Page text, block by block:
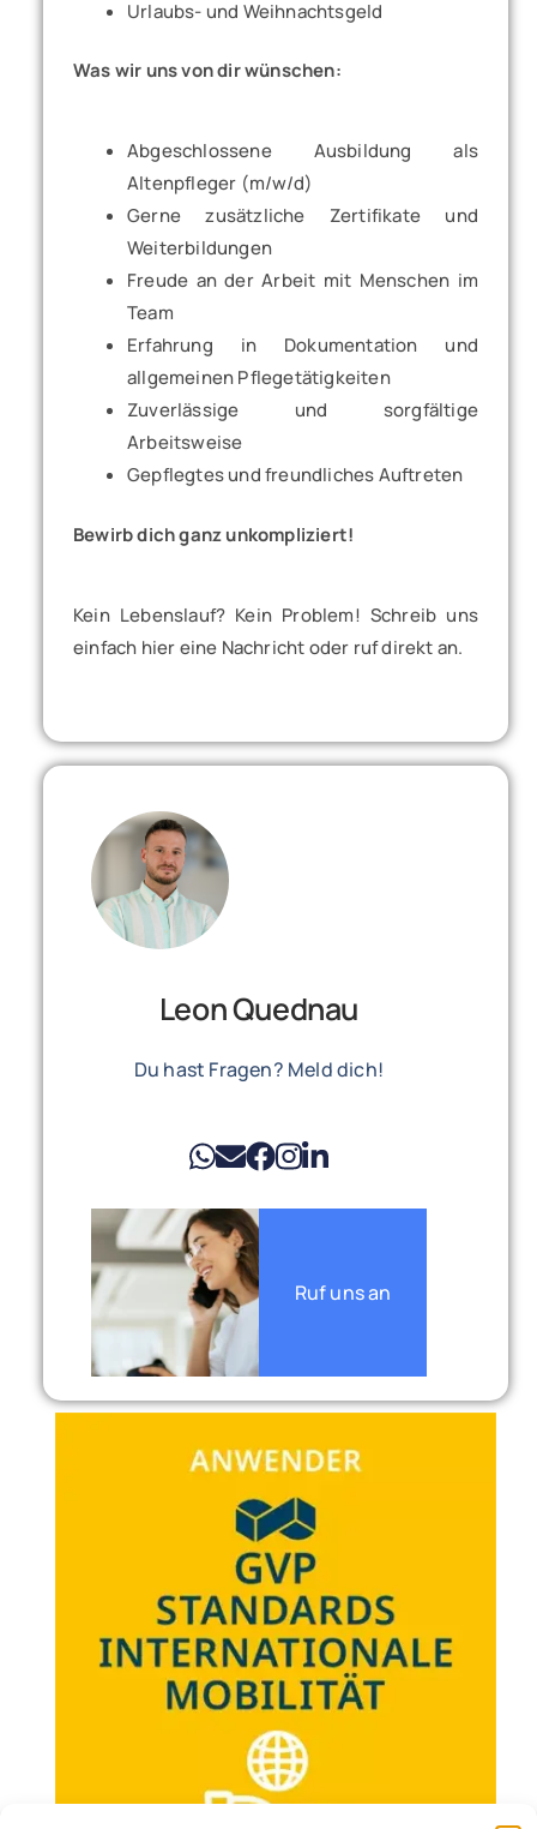
Urlaubs- und Weihnachtsgeld
Was wir uns von dir wünschen:
Abgeschlossene Ausbildung als
Altenpfleger (m/w/d)
Gerne zusätzliche Zertifikate und
Weiterbildungen
Freude an der Arbeit mit Menschen im
Team
Erfahrung in Dokumentation und
allgemeinen Pflegetätigkeiten
Zuverlässige und sorgfältige
Arbeitsweise
Gepflegtes und freundliches Auftreten
Bewirb dich ganz unkompliziert!
Kein Lebenslauf? Kein Problem! Schreib uns
einfach hier eine Nachricht oder ruf direkt an.
Leon Quednau
Du hast Fragen? Meld dich!
Ruf uns an